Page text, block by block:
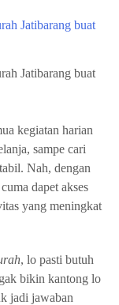
Jatibarang buat
kegiatan harian
sampe cari
Nah, dengan
dapet akses
yang meningkat
, lo pasti butuh
bikin kantong lo
jadi jawaban